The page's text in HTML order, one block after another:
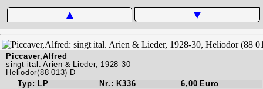
▲ ▼
Piccaver,Alfred
singt ital. Arien & Lieder, 1928-30
Heliodor(88 013) D
Typ: LP
Nr.: K336 6,00 Euro